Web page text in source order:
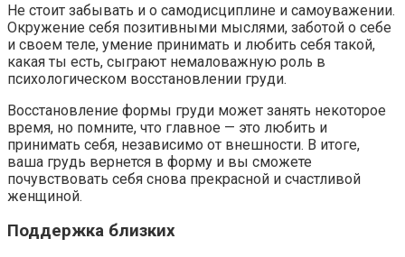
Не стоит забывать и о самодисциплине и самоуважении.
Окружение себя позитивными мыслями, заботой о себе
и своем теле, умение принимать и любить себя такой,
какая ты есть, сыграют немаловажную роль в
психологическом восстановлении груди.
Восстановление формы груди может занять некоторое
время, но помните, что главное — это любить и
принимать себя, независимо от внешности. В итоге,
ваша грудь вернется в форму и вы сможете
почувствовать себя снова прекрасной и счастливой
женщиной.
Поддержка близких